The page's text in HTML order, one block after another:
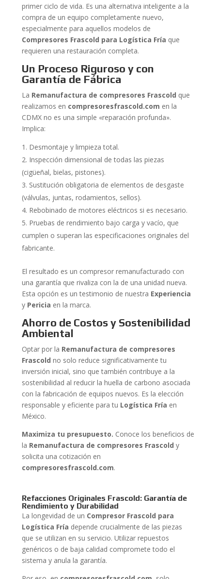
primer ciclo de vida. Es una alternativa inteligente a la
compra de un equipo completamente nuevo,
especialmente para aquellos modelos de
Compresores Frascold para Logística Fría que
requieren una restauración completa.
Un Proceso Riguroso y con
Garantía de Fábrica
La Remanufactura de compresores Frascold que
realizamos en compresoresfrascold.com en la
CDMX no es una simple «reparación profunda».
Implica:
Desmontaje y limpieza total.
Inspección dimensional de todas las piezas
(cigüeñal, bielas, pistones).
Sustitución obligatoria de elementos de desgaste
(válvulas, juntas, rodamientos, sellos).
Rebobinado de motores eléctricos si es necesario.
Pruebas de rendimiento bajo carga y vacío, que
cumplen o superan las especificaciones originales del
fabricante.
El resultado es un compresor remanufacturado con
una garantía que rivaliza con la de una unidad nueva.
Esta opción es un testimonio de nuestra Experiencia
y Pericia en la marca.
Ahorro de Costos y Sostenibilidad
Ambiental
Optar por la Remanufactura de compresores
Frascold no solo reduce significativamente tu
inversión inicial, sino que también contribuye a la
sostenibilidad al reducir la huella de carbono asociada
con la fabricación de equipos nuevos. Es la elección
responsable y eficiente para tu Logística Fría en
México.
Maximiza tu presupuesto. Conoce los beneficios de
la Remanufactura de compresores Frascold y
solicita una cotización en
compresoresfrascold.com.
Refacciones Originales Frascold: Garantía de
Rendimiento y Durabilidad
La longevidad de un Compresor Frascold para
Logística Fría depende crucialmente de las piezas
que se utilizan en su servicio. Utilizar repuestos
genéricos o de baja calidad compromete todo el
sistema y anula la garantía.